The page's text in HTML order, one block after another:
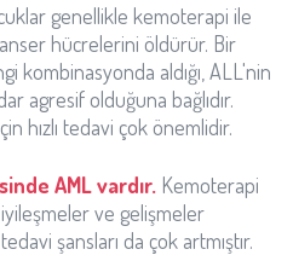
genellikle kemoterapi ile
hücrelerini öldürür. Bir
kombinasyonda aldığı, ALL'nin
agresif olduğuna bağlıdır.
hızlı tedavi çok önemlidir.
AML vardır. Kemoterapi
ve gelişmeler
şansları da çok artmıştır.